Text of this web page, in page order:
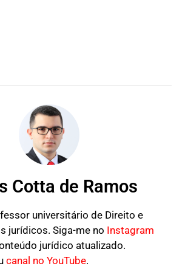
Cotta de Ramos
universitário de Direito e
jurídicos. Siga-me no Instagram
jurídico atualizado.
canal no YouTube.